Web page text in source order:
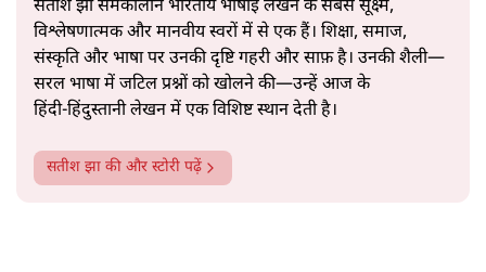
सतीश झा समकालीन भारतीय भाषाई लेखन के सबसे सूक्ष्म,
विश्लेषणात्मक और मानवीय स्वरों में से एक हैं। शिक्षा, समाज,
संस्कृति और भाषा पर उनकी दृष्टि गहरी और साफ़ है। उनकी शैली—
सरल भाषा में जटिल प्रश्नों को खोलने की—उन्हें आज के
हिंदी‑हिंदुस्तानी लेखन में एक विशिष्ट स्थान देती है।
सतीश झा की और स्टोरी पढ़ें